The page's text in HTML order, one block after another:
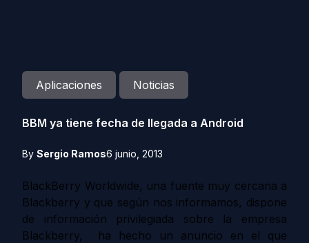
Aplicaciones Noticias
BBM ya tiene fecha de llegada a Android
By Sergio Ramos6 junio, 2013
BlackBerry Worldwide, una fuente muy cercana a
Blackberry y que según nos informamos, dispone
de información privilegiada sobre la empresa
Blackberry, ha hecho un anuncio en el que